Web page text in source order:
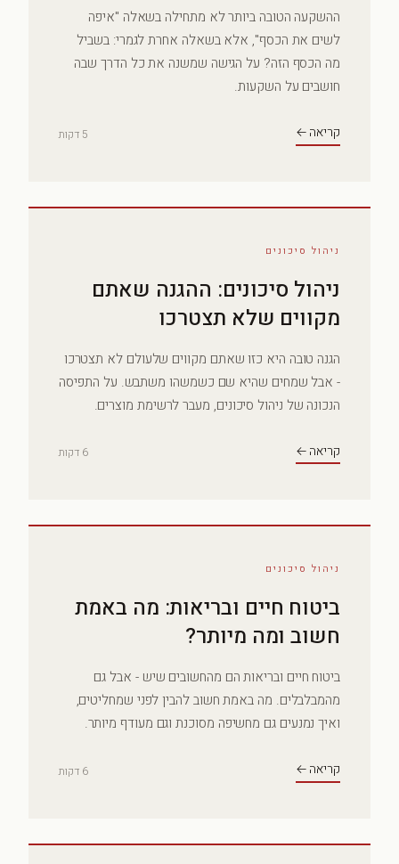
ההשקעה הטובה ביותר לא מתחילה בשאלה "איפה
לשים את הכסף", אלא בשאלה אחרת לגמרי: בשביל
מה הכסף הזה? על הגישה שמשנה את כל הדרך שבה
חושבים על השקעות.
קריאה ← 5 דקות
ניהול סיכונים
ניהול סיכונים: ההגנה שאתם
מקווים שלא תצטרכו
הגנה טובה היא כזו שאתם מקווים שלעולם לא תצטרכו
- אבל שמחים שהיא שם כשמשהו משתבש. על התפיסה
הנכונה של ניהול סיכונים, מעבר לרשימת מוצרים.
קריאה ← 6 דקות
ניהול סיכונים
ביטוח חיים ובריאות: מה באמת
חשוב ומה מיותר?
ביטוח חיים ובריאות הם מהחשובים שיש - אבל גם
מהמבלבלים. מה באמת חשוב להבין לפני שמחליטים,
ואיך נמנעים גם מחשיפה מסוכנת וגם מעודף מיותר.
קריאה ← 6 דקות